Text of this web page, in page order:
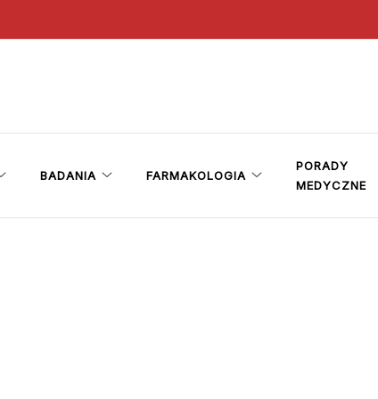
BADANIA FARMAKOLOGIA
PORADY
MEDYCZNE